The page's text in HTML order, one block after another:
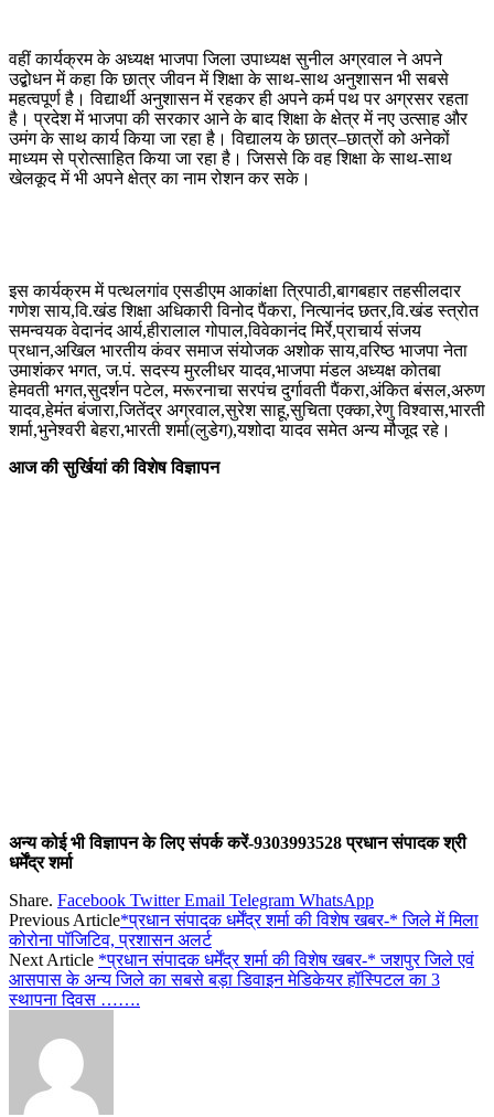
वहीं कार्यक्रम के अध्यक्ष भाजपा जिला उपाध्यक्ष सुनील अग्रवाल ने अपने
उद्बोधन में कहा कि छात्र जीवन में शिक्षा के साथ-साथ अनुशासन भी सबसे
महत्वपूर्ण है। विद्यार्थी अनुशासन में रहकर ही अपने कर्म पथ पर अग्रसर रहता
है। प्रदेश में भाजपा की सरकार आने के बाद शिक्षा के क्षेत्र में नए उत्साह और
उमंग के साथ कार्य किया जा रहा है। विद्यालय के छात्र–छात्रों को अनेकों
माध्यम से प्रोत्साहित किया जा रहा है। जिससे कि वह शिक्षा के साथ-साथ
खेलकूद में भी अपने क्षेत्र का नाम रोशन कर सके।
इस कार्यक्रम में पत्थलगांव एसडीएम आकांक्षा त्रिपाठी,बागबहार तहसीलदार
गणेश साय,वि.खंड शिक्षा अधिकारी विनोद पैंकरा, नित्यानंद छतर,वि.खंड स्त्रोत
समन्वयक वेदानंद आर्य,हीरालाल गोपाल,विवेकानंद मिर्रे,प्राचार्य संजय
प्रधान,अखिल भारतीय कंवर समाज संयोजक अशोक साय,वरिष्ठ भाजपा नेता
उमाशंकर भगत, ज.पं. सदस्य मुरलीधर यादव,भाजपा मंडल अध्यक्ष कोतबा
हेमवती भगत,सुदर्शन पटेल, मरूरनाचा सरपंच दुर्गावती पैंकरा,अंकित बंसल,अरुण
यादव,हेमंत बंजारा,जितेंद्र अग्रवाल,सुरेश साहू,सुचिता एक्का,रेणु विश्वास,भारती
शर्मा,भुनेश्वरी बेहरा,भारती शर्मा(लुडेग),यशोदा यादव समेत अन्य मौजूद रहे।
आज की सुर्खियां की विशेष विज्ञापन
अन्य कोई भी विज्ञापन के लिए संपर्क करें-9303993528 प्रधान संपादक श्री
धर्मेंद्र शर्मा
Share. Facebook Twitter Email Telegram WhatsApp
Previous Article*प्रधान संपादक धर्मेंद्र शर्मा की विशेष खबर-* जिले में मिला
कोरोना पॉजिटिव, प्रशासन अलर्ट
Next Article *प्रधान संपादक धर्मेंद्र शर्मा की विशेष खबर-* जशपुर जिले एवं
आसपास के अन्य जिले का सबसे बड़ा डिवाइन मेडिकेयर हॉस्पिटल का 3
स्थापना दिवस …….